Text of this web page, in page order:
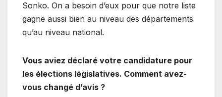
Sonko. On a besoin d’eux pour que notre liste
gagne aussi bien au niveau des départements
qu’au niveau national.
Vous aviez déclaré votre candidature pour
les élections législatives. Comment avez-
vous changé d’avis ?